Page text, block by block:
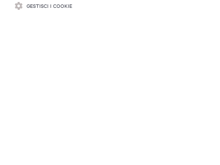
GESTISCI I COOKIE